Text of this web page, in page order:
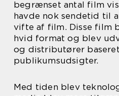
begrænset antal film
havde nok sendetid til
vifte af film. Disse film
hvid format og blev
og distributører
publikumsudsigter.
Med tiden blev